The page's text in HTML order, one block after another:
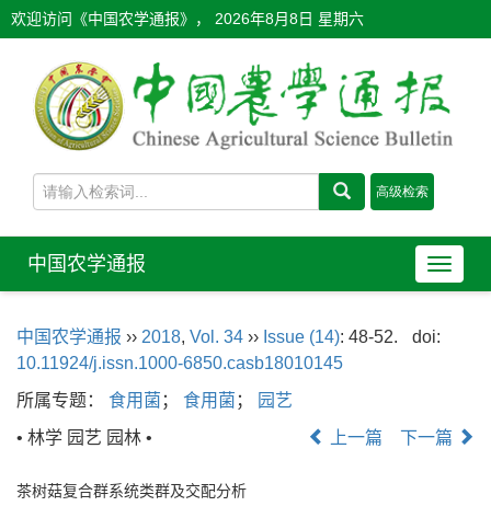
欢迎访问《中国农学通报》， 2026年8月8日 星期六
导
航
换
中国农学通报
中国农学通报 ›› 2018, Vol. 34 ›› Issue (14): 48-52.
doi:
10.11924/j.issn.1000-6850.casb18010145
所属专题： 食用菌 ； 食用菌 ；
园艺
• 林学 园艺 园林 •
上一篇 下一篇
茶树菇复合群系统类群及交配分析